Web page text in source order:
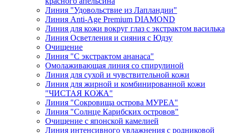
Линия "Удовольствие из Лапландии"
Линия Anti-Age Premium DIAMOND
Линия для кожи вокруг глаз с экстрактом василька
Линия Осветления и сияния с Юдзу
Очищение
Линия "С экстрактом ананаса"
Омолаживающая линия со спирулиной
Линия для сухой и чувствительной кожи
Линия для жирной и комбинированной кожи
"ЧИСТАЯ КОЖА"
Линия "Сокровища острова МУРЕА"
Линия "Солнце Карибских островов"
Очищение с японской камелией
Линия интенсивного увлажнения с родниковой